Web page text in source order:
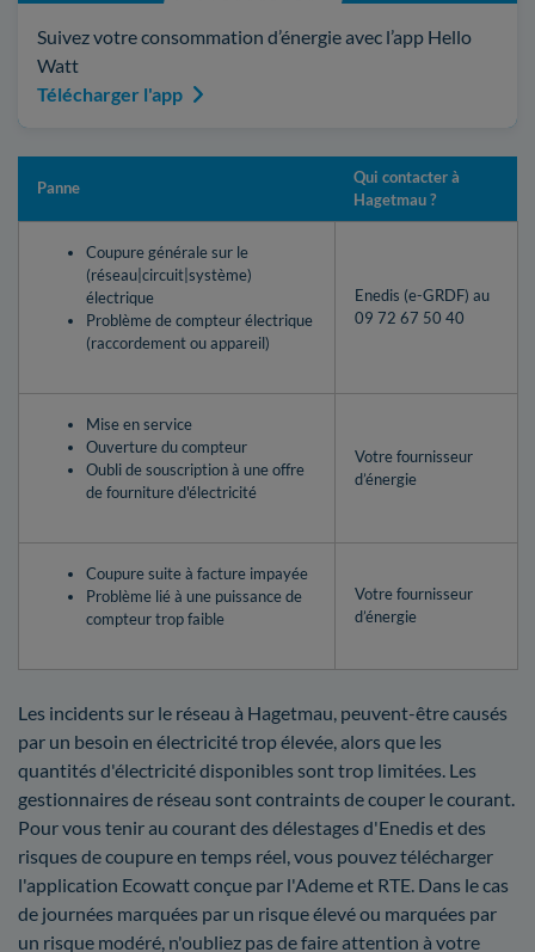
Suivez votre consommation d’énergie avec l’app Hello
Watt
Télécharger l'app
Panne
Qui contacter à
Hagetmau ?
Coupure générale sur le
(réseau|circuit|système)
électrique
Problème de compteur électrique
(raccordement ou appareil)
Enedis (e-GRDF) au
09 72 67 50 40
Mise en service
Ouverture du compteur
Oubli de souscription à une offre
de fourniture d'électricité
Votre fournisseur
d’énergie
Coupure suite à facture impayée
Problème lié à une puissance de
compteur trop faible
Votre fournisseur
d’énergie
Les incidents sur le réseau à Hagetmau, peuvent-être causés
par un besoin en électricité trop élevée, alors que les
quantités d'électricité disponibles sont trop limitées. Les
gestionnaires de réseau sont contraints de couper le courant.
Pour vous tenir au courant des délestages d'Enedis et des
risques de coupure en temps réel, vous pouvez télécharger
l'application Ecowatt conçue par l'Ademe et RTE. Dans le cas
de journées marquées par un risque élevé ou marquées par
un risque modéré, n'oubliez pas de faire attention à votre